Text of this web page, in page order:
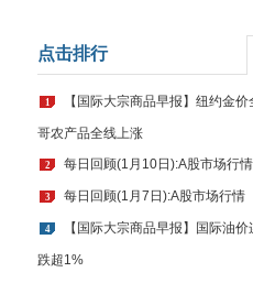
点击排行
1 【国际大宗商品早报】纽约金
哥农产品全线上涨
2 每日回顾(1月10日):A股市场行情
3 每日回顾(1月7日):A股市场行情
4 【国际大宗商品早报】国际油
跌超1%